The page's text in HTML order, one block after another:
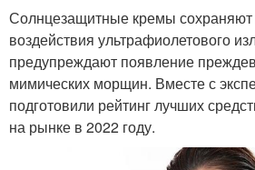
Солнцезащитные кремы сохраняют
воздействия ультрафиолетового
предупреждают появление
мимических морщин. Вместе с
подготовили рейтинг лучших
на рынке в 2022 году.